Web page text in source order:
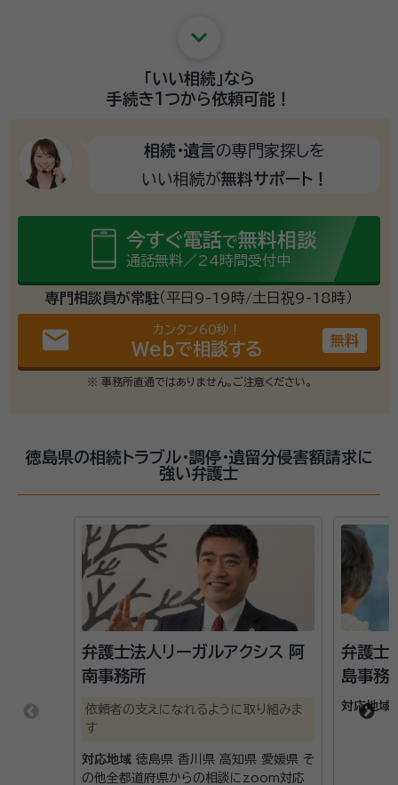
keyboard_arrow_down
「いい相続」なら
手続き1つから依頼可能！
相続・遺言の専門家探しを
いい相続が無料サポート！
今すぐ電話で無料相談
通話無料／24時間受付中
専門相談員が常駐（平日9-19時/土日祝9-18時）
email カンタン60秒！
Webで相談する 無料
※ 事務所直通ではありません。ご注意ください。
徳島県の相続トラブル・調停・遺留分侵害額請求に
強い弁護士
弁護士法人リーガルアクシス 阿
南事務所
依頼者の支えになれるように取り組みま
す
対応地域 徳島県 香川県 高知県 愛媛県 そ
の他全都道府県からの相談にzoom対応
弁護士
島事務
対応地域